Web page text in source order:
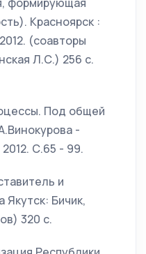
Красноярск :
(соавторы
Л.С.) 256 с.
Под общей
-
С.65 - 99.
и
Якутск: Бичик,
320 с.